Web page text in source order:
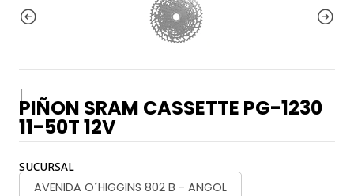
|
PIÑON SRAM CASSETTE PG-1230
11-50T 12V
SUCURSAL
AVENIDA O´HIGGINS 802 B - ANGOL